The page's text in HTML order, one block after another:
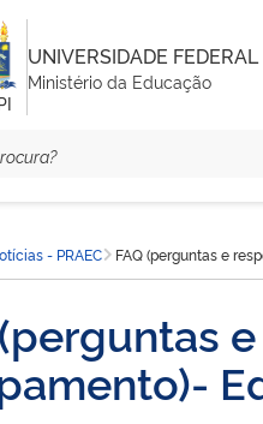
UNIVERSIDADE
Ministério da Educação
- PRAEC FAQ (perguntas e